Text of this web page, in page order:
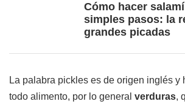
Cómo hacer
simples pasos: la
grandes picadas
La palabra pickles es de origen inglés y
todo alimento, por lo general verduras,